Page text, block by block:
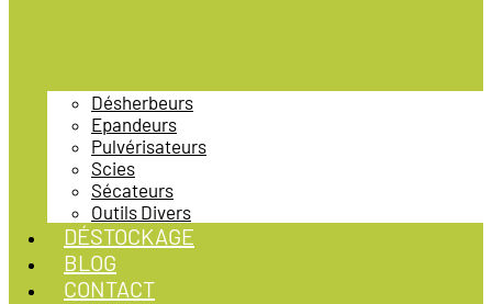
Désherbeurs
Epandeurs
Pulvérisateurs
Scies
Sécateurs
Outils Divers
DÉSTOCKAGE
BLOG
CONTACT